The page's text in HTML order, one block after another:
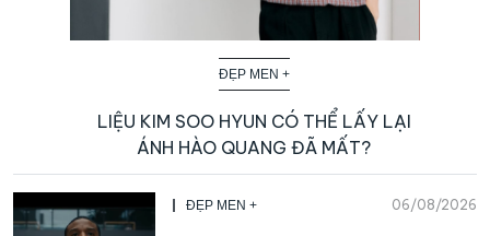
ĐẸP MEN +
LIỆU KIM SOO HYUN CÓ THỂ LẤY LẠI
ÁNH HÀO QUANG ĐÃ MẤT?
ĐẸP MEN + 06/08/2026